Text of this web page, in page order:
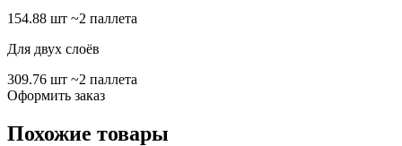
154.88 шт ~2 паллета
Для двух слоёв
309.76 шт ~2 паллета
Оформить заказ
Похожие товары